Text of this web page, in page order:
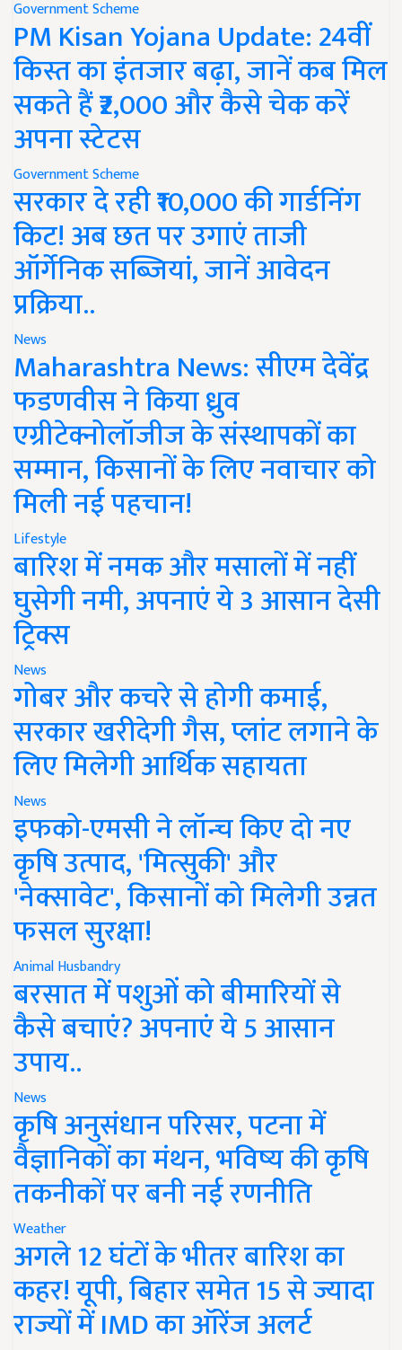
Government Scheme
PM Kisan Yojana Update: 24वीं
किस्त का इंतजार बढ़ा, जानें कब मिल
सकते हैं ₹2,000 और कैसे चेक करें
अपना स्टेटस
Government Scheme
सरकार दे रही ₹10,000 की गार्डनिंग
किट! अब छत पर उगाएं ताजी
ऑर्गेनिक सब्जियां, जानें आवेदन
प्रक्रिया..
News
Maharashtra News: सीएम देवेंद्र
फडणवीस ने किया ध्रुव
एग्रीटेक्नोलॉजीज के संस्थापकों का
सम्मान, किसानों के लिए नवाचार को
मिली नई पहचान!
Lifestyle
बारिश में नमक और मसालों में नहीं
घुसेगी नमी, अपनाएं ये 3 आसान देसी
ट्रिक्स
News
गोबर और कचरे से होगी कमाई,
सरकार खरीदेगी गैस, प्लांट लगाने के
लिए मिलेगी आर्थिक सहायता
News
इफको-एमसी ने लॉन्च किए दो नए
कृषि उत्पाद, 'मित्सुकी' और
'नेक्सावेट', किसानों को मिलेगी उन्नत
फसल सुरक्षा!
Animal Husbandry
बरसात में पशुओं को बीमारियों से
कैसे बचाएं? अपनाएं ये 5 आसान
उपाय..
News
कृषि अनुसंधान परिसर, पटना में
वैज्ञानिकों का मंथन, भविष्य की कृषि
तकनीकों पर बनी नई रणनीति
Weather
अगले 12 घंटों के भीतर बारिश का
कहर! यूपी, बिहार समेत 15 से ज्यादा
राज्यों में IMD का ऑरेंज अलर्ट